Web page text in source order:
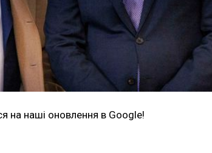
на наші оновлення в Google!